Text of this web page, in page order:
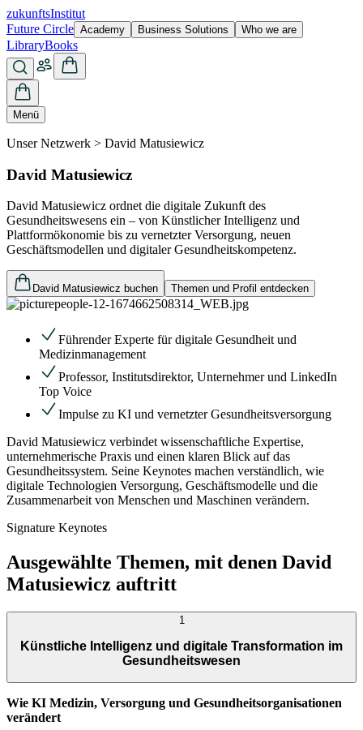
zukunftsInstitut
Future Circle Academy Business Solutions Who we are
LibraryBooks
Menü
Unser Netzwerk > David Matusiewicz
David Matusiewicz
David Matusiewicz ordnet die digitale Zukunft des
Gesundheitswesens ein – von Künstlicher Intelligenz und
Plattformökonomie bis zu vernetzter Versorgung, neuen
Geschäftsmodellen und digitaler Gesundheitskompetenz.
David Matusiewicz buchen Themen und Profil entdecken
Führender Experte für digitale Gesundheit und
Medizinmanagement
Professor, Institutsdirektor, Unternehmer und LinkedIn
Top Voice
Impulse zu KI und vernetzter Gesundheitsversorgung
David Matusiewicz verbindet wissenschaftliche Expertise,
unternehmerische Praxis und einen klaren Blick auf das
Gesundheitssystem. Seine Keynotes machen verständlich, wie
digitale Technologien Versorgung, Geschäftsmodelle und die
Zusammenarbeit von Menschen und Maschinen verändern.
Signature Keynotes
Ausgewählte Themen, mit denen David
Matusiewicz auftritt
1
Künstliche Intelligenz und digitale Transformation im
Gesundheitswesen
Wie KI Medizin, Versorgung und Gesundheitsorganisationen
verändert